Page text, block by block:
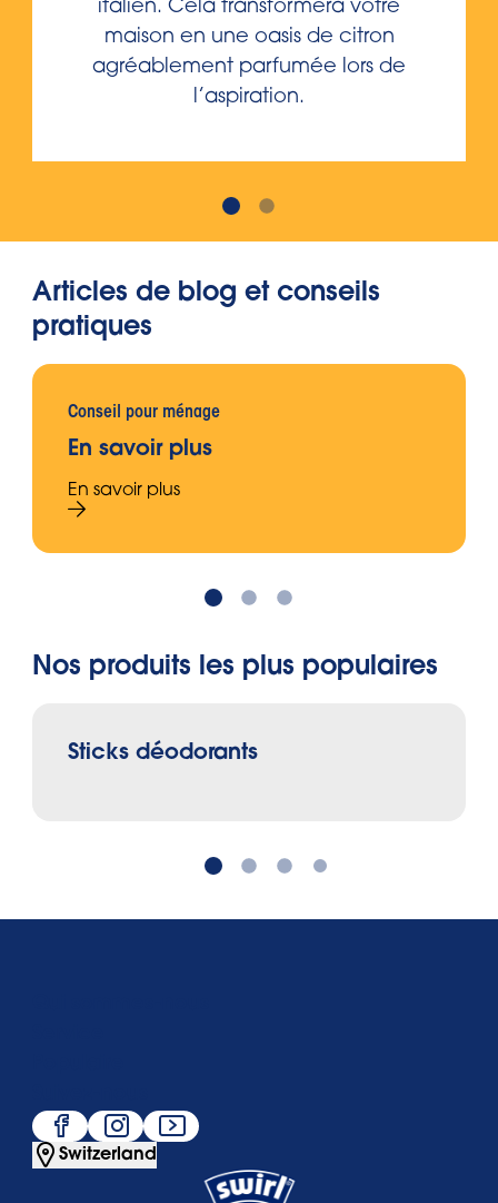
italien. Cela transformera votre
maison en une oasis de citron
agréablement parfumée lors de
l’aspiration.
Articles de blog et conseils
pratiques
Conseil pour ménage
En savoir plus
En savoir plus
Nos produits les plus populaires
Sticks déodorants
Switzerland